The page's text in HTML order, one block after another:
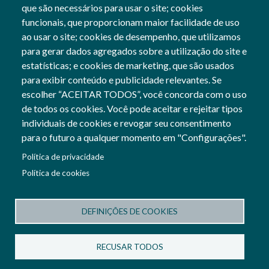
Brevemente
Siga-nos
que são necessários para usar o site; cookies
funcionais, que proporcionam maior facilidade de uso
ao usar o site; cookies de desempenho, que utilizamos
para gerar dados agregados sobre a utilização do site e
estatísticas; e cookies de marketing, que são usados
para exibir conteúdo e publicidade relevantes. Se
escolher “ACEITAR TODOS”, você concorda com o uso
de todos os cookies. Você pode aceitar e rejeitar tipos
individuais de cookies e revogar seu consentimento
para o futuro a qualquer momento em "Configurações".
Política de privacidade
Política de cookies
DEFINIÇÕES DE COOKIES
RECUSAR TODOS
Social Networks
Cofinanciado por:
Imagem
Imagem
Política de Cookies Configuração de cookies